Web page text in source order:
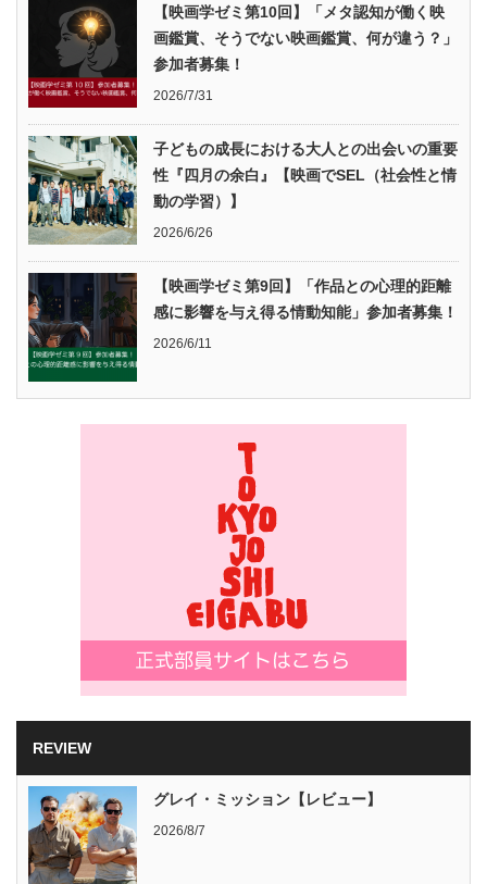
【映画学ゼミ第10回】「メタ認知が働く映
画鑑賞、そうでない映画鑑賞、何が違う？」
参加者募集！
2026/7/31
子どもの成長における大人との出会いの重要
性『四月の余白』【映画でSEL（社会性と情
動の学習）】
2026/6/26
【映画学ゼミ第9回】「作品との心理的距離
感に影響を与え得る情動知能」参加者募集！
2026/6/11
REVIEW
グレイ・ミッション【レビュー】
2026/8/7